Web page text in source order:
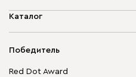
О компании
Гарантия
Каталог
Корпусная мебель
Победитель
Red Dot Award